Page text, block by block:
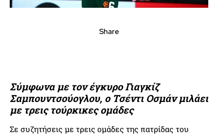
Share
Σύμφωνα με τον έγκυρο Γιαγκίζ
Σαμπουντσούογλου, ο Τσέντι Οσμάν μιλάει
με τρεις τούρκικες ομάδες
Σε συζητήσεις με τρεις ομάδες της πατρίδας του